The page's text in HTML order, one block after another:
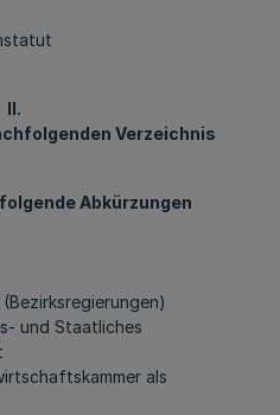
II.
Verzeichnis
Abkürzungen
und Staatliches
als